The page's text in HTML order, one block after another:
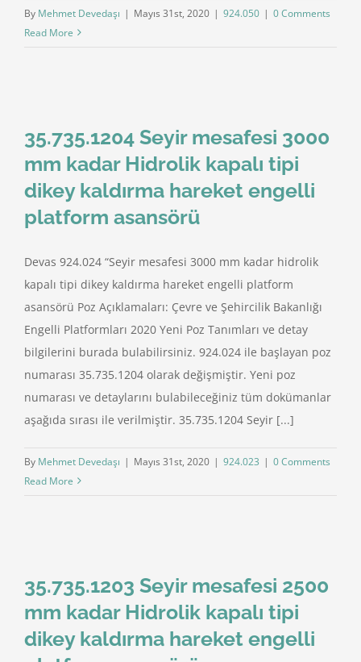
By Mehmet Devedaşı | Mayıs 31st, 2020 | 924.050 | 0 Comments
Read More
35.735.1204 Seyir mesafesi 3000
mm kadar Hidrolik kapalı tipi
dikey kaldırma hareket engelli
platform asansörü
Devas 924.024 “Seyir mesafesi 3000 mm kadar hidrolik
kapalı tipi dikey kaldırma hareket engelli platform
asansörü Poz Açıklamaları: Çevre ve Şehircilik Bakanlığı
Engelli Platformları 2020 Yeni Poz Tanımları ve detay
bilgilerini burada bulabilirsiniz. 924.024 ile başlayan poz
numarası 35.735.1204 olarak değişmiştir. Yeni poz
numarası ve detaylarını bulabileceğiniz tüm dokümanlar
aşağıda sırası ile verilmiştir. 35.735.1204 Seyir [...]
By Mehmet Devedaşı | Mayıs 31st, 2020 | 924.023 | 0 Comments
Read More
35.735.1203 Seyir mesafesi 2500
mm kadar Hidrolik kapalı tipi
dikey kaldırma hareket engelli